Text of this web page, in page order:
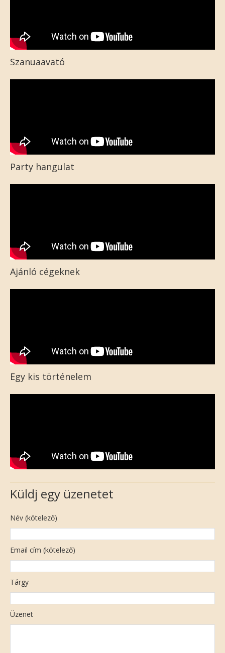
Szanuaavató
Party hangulat
Ajánló cégeknek
Egy kis történelem
Küldj egy üzenetet
Név (kötelező)
Email cím (kötelező)
Tárgy
Üzenet